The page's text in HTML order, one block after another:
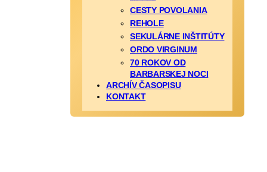
CESTY POVOLANIA
REHOLE
SEKULÁRNE INŠTITÚTY
ORDO VIRGINUM
70 ROKOV OD
BARBARSKEJ NOCI
ARCHÍV ČASOPISU
KONTAKT